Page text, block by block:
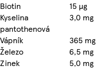
Biotin
15 µg
Kyselina
pantothenová
3,0 mg
Vápník
365 mg
Železo
6,5 mg
Zinek
5,0 mg